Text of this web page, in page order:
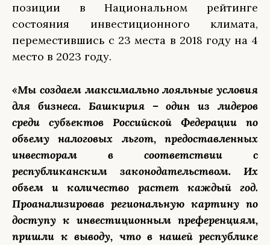
позиции в Национальном рейтинге
состояния инвестиционного климата,
переместившись с 23 места в 2018 году на 4
место в 2023 году.
«Мы создаем максимально лояльные условия
для бизнеса. Башкирия – один из лидеров
среди субъектов Российской Федерации по
объему налоговых льгот, предоставленных
инвесторам в соответствии с
республиканским законодательством. Их
объем и количество растет каждый год.
Проанализировав региональную картину по
доступу к инвестиционным преференциям,
пришли к выводу, что в нашей республике